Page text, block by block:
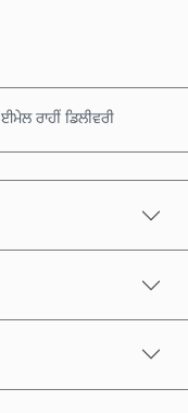
ਈਮੇਲ ਰਾਹੀਂ ਡਿਲੀਵਰੀ